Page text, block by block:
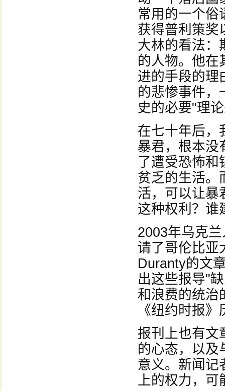
常用的一个俗
获得普利策奖
大林的看法：
的人物。他在
进的手段的理
的悲惨事件，
史的必要"理
在七十年后，
暴君，根本没
了遭受恐怖和
贫乏的生活。
活，可以让暴
这种权利？谁
2003年乌克
请了哥伦比亚
Duranty的文
出这些报导"
和浪费的统治
《纽约时报
报刊上也有文
的心态，以及
意义。新闻记
上的权力，可